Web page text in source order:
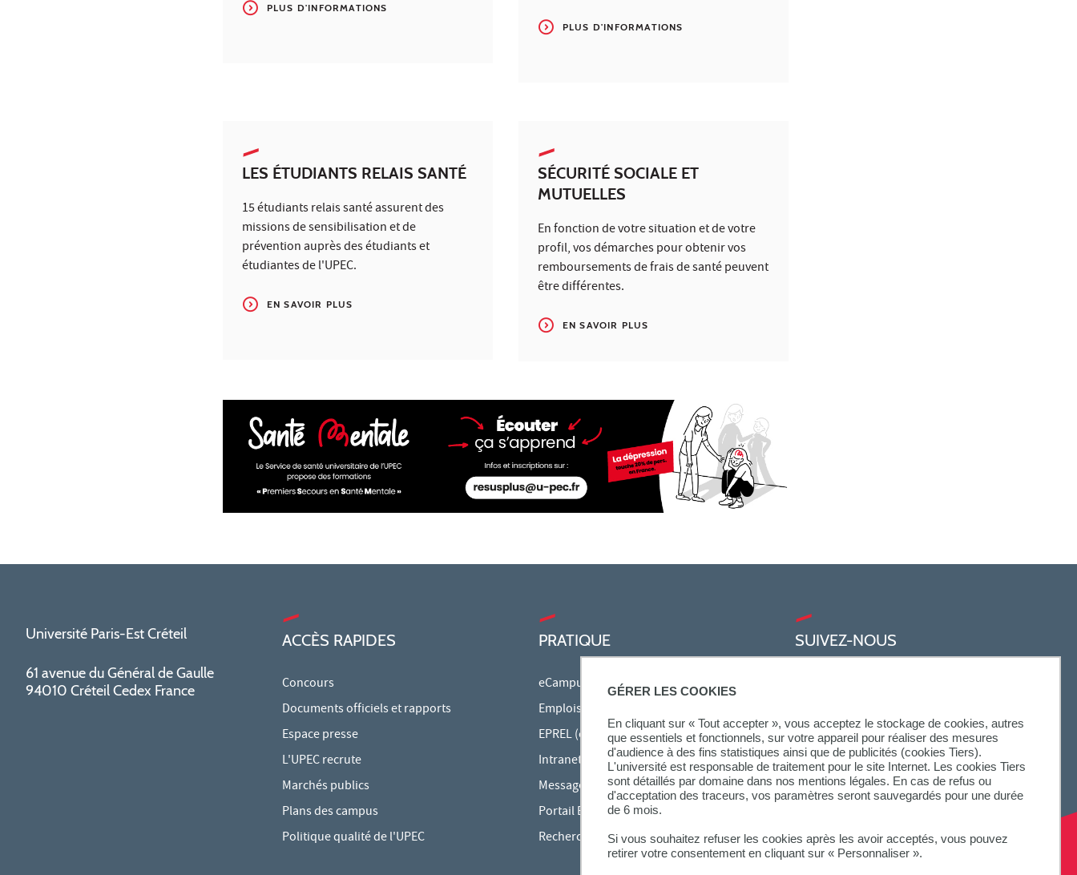
GÉRER LES COOKIES
En cliquant sur « Tout accepter », vous acceptez le stockage de cookies, autres
que essentiels et fonctionnels, sur votre appareil pour réaliser des mesures
d'audience à des fins statistiques ainsi que de publicités (cookies Tiers).
L'université est responsable de traitement pour le site Internet. Les cookies Tiers
sont détaillés par domaine dans nos mentions légales. En cas de refus ou
d'acceptation des traceurs, vos paramètres seront sauvegardés pour une durée
de 6 mois.
Si vous souhaitez refuser les cookies après les avoir acceptés, vous pouvez
retirer votre consentement en cliquant sur « Personnaliser ».
PLUS D'INFORMATIONS
PLUS D'INFORMATIONS
LES ÉTUDIANTS RELAIS SANTÉ
15 étudiants relais santé assurent des
missions de sensibilisation et de
prévention auprès des étudiants et
étudiantes de l'UPEC.
EN SAVOIR PLUS
SÉCURITÉ SOCIALE ET
MUTUELLES
En fonction de votre situation et de votre
profil, vos démarches pour obtenir vos
remboursements de frais de santé peuvent
être différentes.
EN SAVOIR PLUS
Université Paris-Est Créteil
61 avenue du Général de Gaulle
94010 Créteil Cedex France
ACCÈS RAPIDES
Concours
Documents officiels et rapports
Espace presse
L'UPEC recrute
Marchés publics
Plans des campus
Politique qualité de l'UPEC
PRATIQUE
eCampus
Emplois du temps en ligne
EPREL (cours en ligne)
Intranet des personnels
Messagerie étudiante
Portail Bu Athéna
Rechercher une formation
SUIVEZ-NOUS